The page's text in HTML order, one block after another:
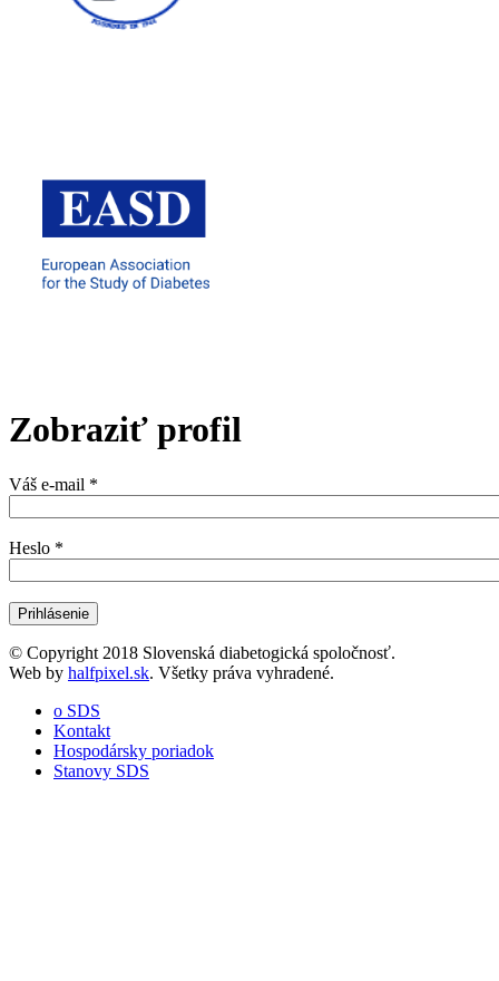
Zobraziť profil
Váš e-mail *
Heslo *
© Copyright 2018 Slovenská diabetogická spoločnosť.
Web by halfpixel.sk. Všetky práva vyhradené.
o SDS
Kontakt
Hospodársky poriadok
Stanovy SDS